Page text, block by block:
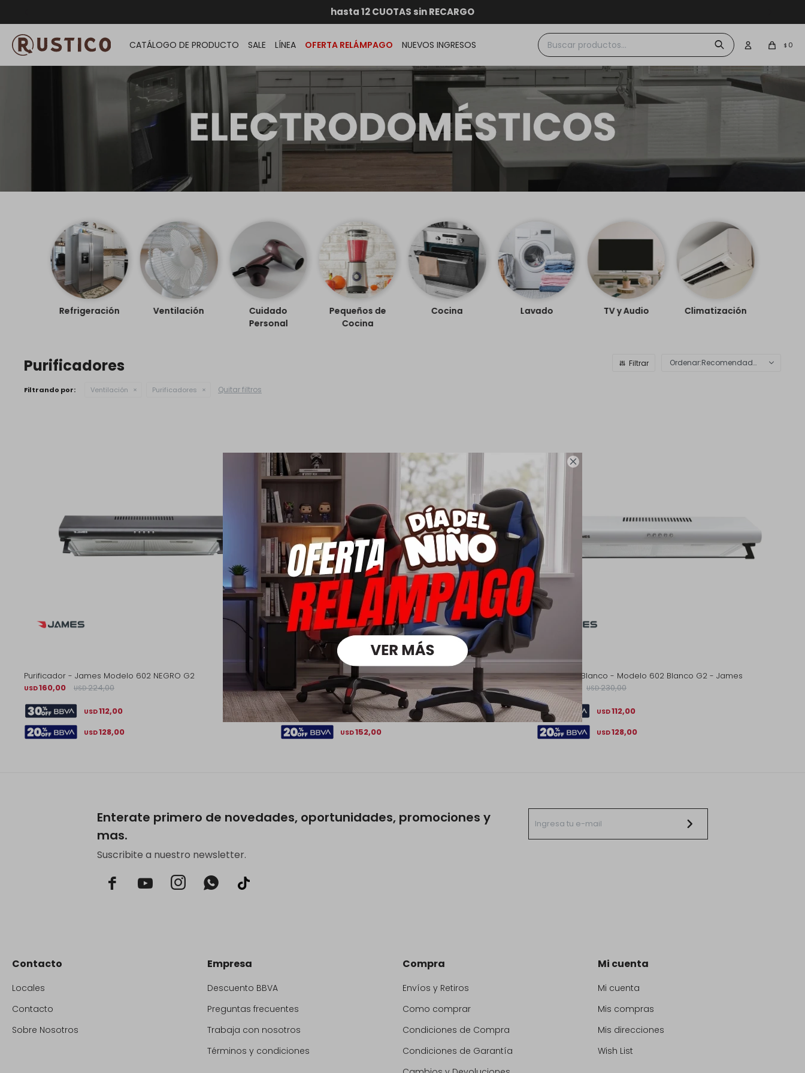

ENVÍOS A TODO EL PAÍS
GARANTÍA DE DEVOLUCIÓN
hasta 12 CUOTAS sin RECARGO
ENVÍO GRATIS dentro de MONTEVIDEO en compras superiores a $30.000
CATÁLOGO DE PRODUCTO SALE LÍNEA OFERTA RELÁMPAGO NUEVOS INGRESOS $ 0
Refrigeración Ventilación
Cuidado
Personal
Pequeños de
Cocina
Cocina Lavado TV y Audio Climatización
Purificadores Recomendados
Filtrando por: Ventilación Purificadores Quitar filtros
Purificador - James Modelo 602 NEGRO G2
USD160,00 USD 224,00
USD112,00
USD128,00
Purificador - James Modelo 602 INOX G2
USD190,00 USD 220,00
USD133,00
USD152,00
Purificador Blanco - Modelo 602 Blanco G2 - James
USD 160,00 USD 230,00
USD112,00
USD128,00
Enterate primero de novedades, oportunidades, promociones y
mas.
Suscribite a nuestro newsletter.
  
Contacto
Locales
Contacto
Sobre Nosotros
Empresa
Descuento BBVA
Preguntas frecuentes
Trabaja con nosotros
Términos y condiciones
Compra
Envíos y Retiros
Como comprar
Condiciones de Compra
Condiciones de Garantía
Mi cuenta
Mi cuenta
Mis compras
Mis direcciones
Wish List